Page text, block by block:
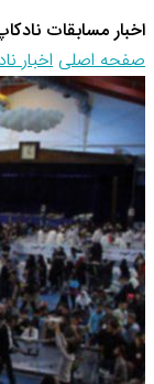
اخبار مسابقات
صفحه اصلی اخبار